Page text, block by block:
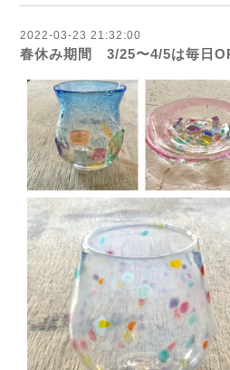
2022-03-23 21:32:00
春休み期間 3/25〜4/5は毎日